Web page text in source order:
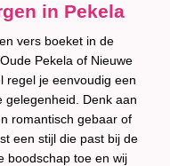
in Pekela
vers boeket in de
Pekela of Nieuwe
regel je eenvoudig een
gelegenheid. Denk aan
romantisch gebaar of
een stijl die past bij de
boodschap toe en wij